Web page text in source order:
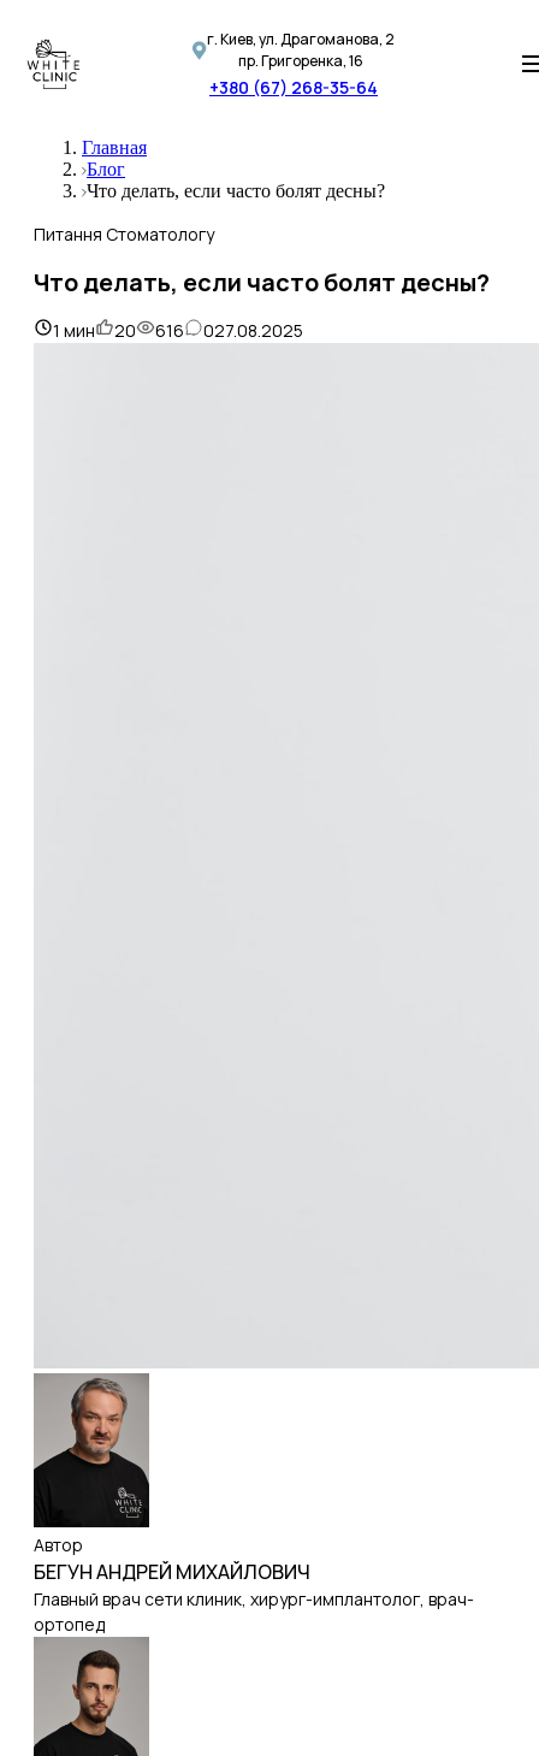
г. Киев, ул. Драгоманова, 2
пр. Григоренка, 16
+380 (67) 268-35-64
Главная
Блог
Что делать, если часто болят десны?
Питання Стоматологу
Что делать, если часто болят десны?
1 мин 20 616 027.08.2025
Автор
БЕГУН АНДРЕЙ МИХАЙЛОВИЧ
Главный врач сети клиник, хирург-имплантолог, врач-
ортопед